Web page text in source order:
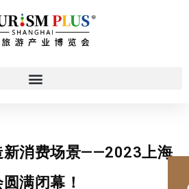
新消费场景——2023上海
满闭幕！